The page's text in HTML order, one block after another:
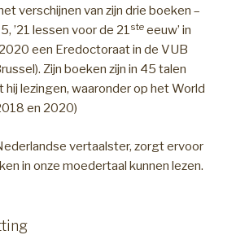
verschijnen van zijn drie boeken –
’21 lessen voor de 21ste eeuw’ in
een Eredoctoraat in de VUB
Zijn boeken zijn in 45 talen
hij lezingen, waaronder op het World
en 2020)
vertaalster, zorgt ervoor
in onze moedertaal kunnen lezen.